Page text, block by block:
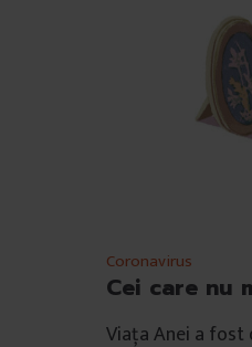
Coronavirus
Cei care nu
Viața Anei a